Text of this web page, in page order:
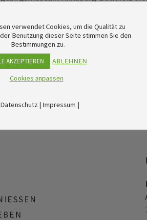
dieses Künstlers. Darüber
Arbeit im Gottesgaber Torfstich
verwendet Cookies, um die Qualität zu
Benutzung dieser Seite stimmen Sie den
Bestimmungen zu.
AKZEPTIEREN
ABLEHNEN
Cookies anpassen
Datenschutz| Impressum |